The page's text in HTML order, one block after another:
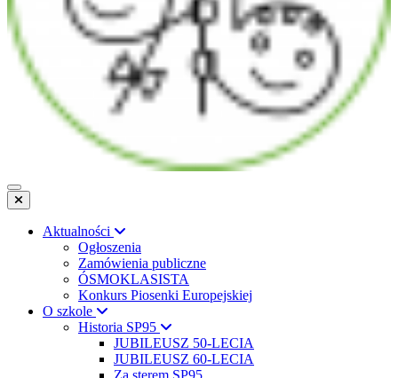
Aktualności
Ogłoszenia
Zamówienia publiczne
ÓSMOKLASISTA
Konkurs Piosenki Europejskiej
O szkole
Historia SP95
JUBILEUSZ 50-LECIA
JUBILEUSZ 60-LECIA
Za sterem SP95